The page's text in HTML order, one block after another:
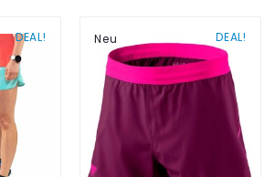
DEAL! DEAL!
Neu